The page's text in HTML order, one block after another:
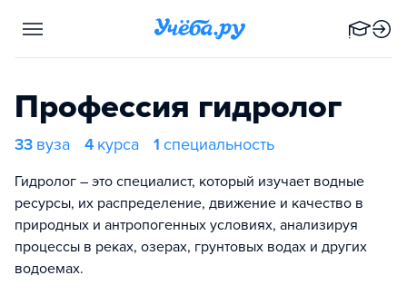
Профессия гидролог
33 вуза 4 курса 1 специальность
Гидролог – это специалист, который изучает водные
ресурсы, их распределение, движение и качество в
природных и антропогенных условиях, анализируя
процессы в реках, озерах, грунтовых водах и других
водоемах.